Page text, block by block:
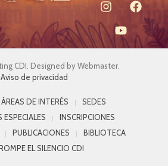
CDI. Designed by Webmaster.
Aviso de privacidad
ÁREAS DE INTERÉS
SEDES
ESPECIALES
INSCRIPCIONES
PUBLICACIONES
BIBLIOTECA
EL SILENCIO CDI